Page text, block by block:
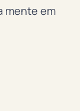
mente em